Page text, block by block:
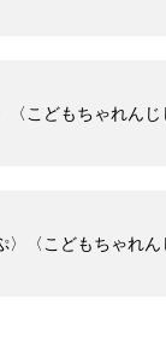
こどもちゃれん
〈こどもちゃれ